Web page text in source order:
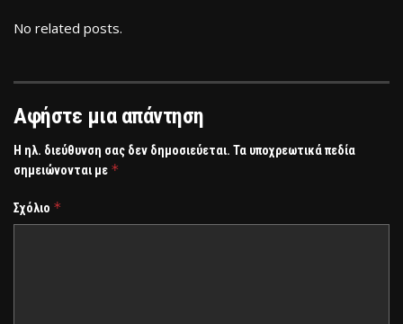
No related posts.
Αφήστε μια απάντηση
Η ηλ. διεύθυνση σας δεν δημοσιεύεται. Τα υποχρεωτικά πεδία
σημειώνονται με *
Σχόλιο *